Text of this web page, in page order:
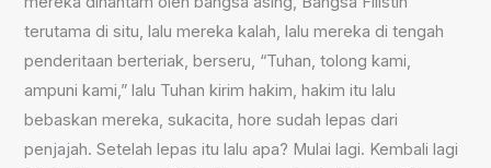
terutama di situ, lalu mereka kalah, lalu mereka di tengah
penderitaan berteriak, berseru, “Tuhan, tolong kami,
ampuni kami,” lalu Tuhan kirim hakim, hakim itu lalu
bebaskan mereka, sukacita, hore sudah lepas dari
penjajah. Setelah lepas itu lalu apa? Mulai lagi. Kembali lagi